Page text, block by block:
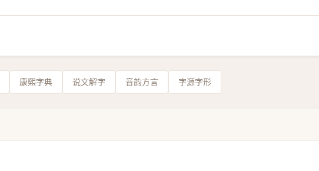
康熙字典 说文解字 音韵方言 字源字形